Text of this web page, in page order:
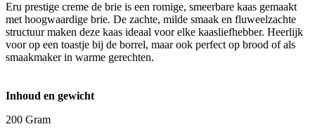
Eru prestige creme de brie is een romige, smeerbare kaas gemaakt
met hoogwaardige brie. De zachte, milde smaak en fluweelzachte
structuur maken deze kaas ideaal voor elke kaasliefhebber. Heerlijk
voor op een toastje bij de borrel, maar ook perfect op brood of als
smaakmaker in warme gerechten.
Inhoud en gewicht
200 Gram